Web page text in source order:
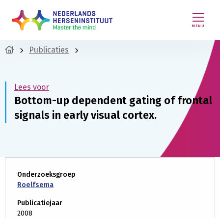
MENU
Publicaties
Lees voor
Bottom-up dependent gating of frontal
signals in early visual cortex.
Onderzoeksgroep
Roelfsema
Publicatiejaar
2008